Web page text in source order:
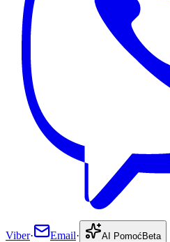
Viber· Email· AI Pomoć Beta